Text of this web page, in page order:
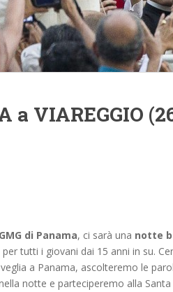
a VIAREGGIO
GMG di Panama, ci sarà una notte
per tutti i giovani dai 15 anni in su.
a Panama, ascolteremo le
notte e parteciperemo alla